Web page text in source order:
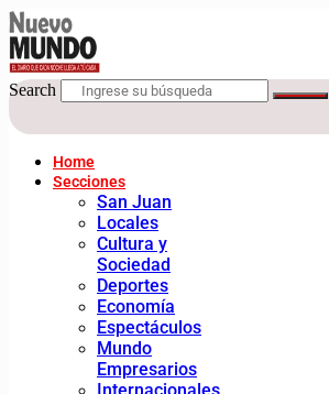
Search
Home
Secciones
San Juan
Locales
Cultura y
Sociedad
Deportes
Economía
Espectáculos
Mundo
Empresarios